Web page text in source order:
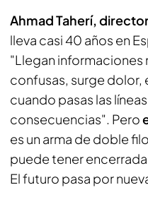
Ahmad Taherí,
lleva casi 40 años en
"Llegan informaciones
confusas, surge
cuando pasas las
consecuencias". Pero
es un arma de doble
puede tener
El futuro pasa por